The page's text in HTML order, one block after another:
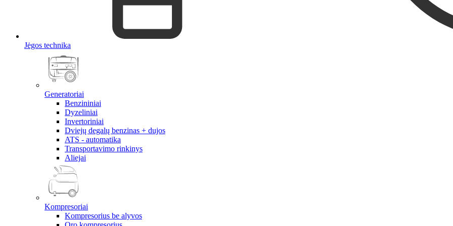
Jėgos technika
Generatoriai
Benzininiai
Dyzeliniai
Invertoriniai
Dviejų degalų benzinas + dujos
ATS - automatika
Transportavimo rinkinys
Aliejai
Kompresoriai
Kompresorius be alyvos